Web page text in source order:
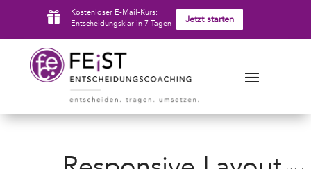

Kostenloser E-Mail-Kurs:
Entscheidungsklar in 7 Tagen
Jetzt starten